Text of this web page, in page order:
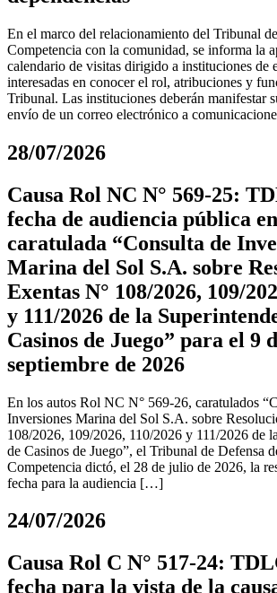
En el marco del relacionamiento del Tribunal
Competencia con la comunidad, se informa la
calendario de visitas dirigido a instituciones de
interesadas en conocer el rol, atribuciones y
Tribunal. Las instituciones deberán manifestar
envío de un correo electrónico a
28/07/2026
Causa Rol NC N° 569-25:
fecha de audiencia pública
caratulada “Consulta de
Marina del Sol S.A. sobre
Exentas N° 108/2026, 109/
y 111/2026 de la
Casinos de Juego” para el 9
septiembre de 2026
En los autos Rol NC N° 569-26, caratulados
Inversiones Marina del Sol S.A. sobre
108/2026, 109/2026, 110/2026 y 111/2026 de
de Casinos de Juego”, el Tribunal de Defensa
Competencia dictó, el 28 de julio de 2026, la
fecha para la audiencia […]
24/07/2026
Causa Rol C N° 517-24:
fecha para la vista de la